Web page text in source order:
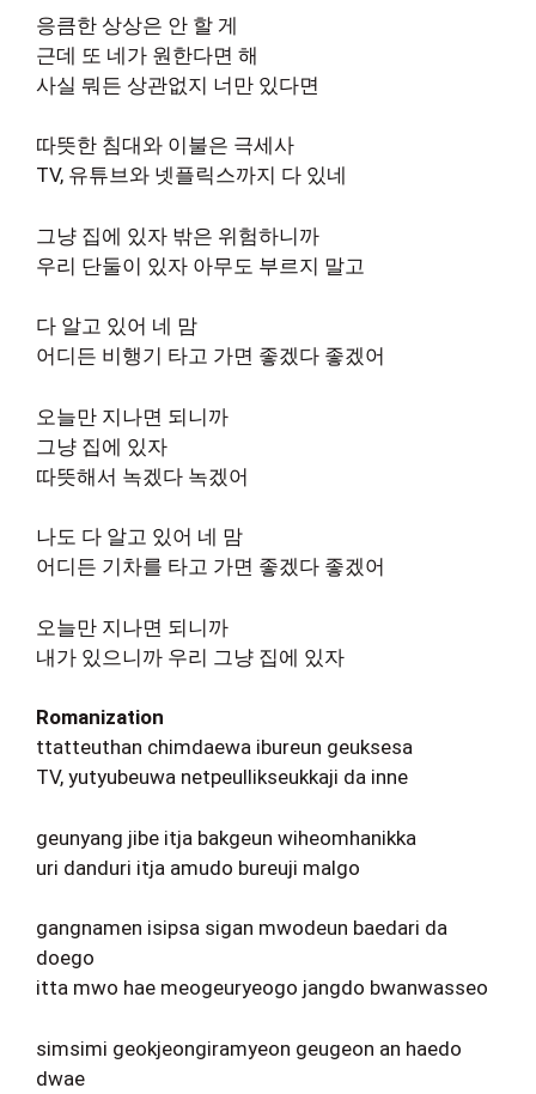
응큼한 상상은 안 할 게
근데 또 네가 원한다면 해
사실 뭐든 상관없지 너만 있다면
따뜻한 침대와 이불은 극세사
TV, 유튜브와 넷플릭스까지 다 있네
그냥 집에 있자 밖은 위험하니까
우리 단둘이 있자 아무도 부르지 말고
다 알고 있어 네 맘
어디든 비행기 타고 가면 좋겠다 좋겠어
오늘만 지나면 되니까
그냥 집에 있자
따뜻해서 녹겠다 녹겠어
나도 다 알고 있어 네 맘
어디든 기차를 타고 가면 좋겠다 좋겠어
오늘만 지나면 되니까
내가 있으니까 우리 그냥 집에 있자
Romanization
ttatteuthan chimdaewa ibureun geuksesa
TV, yutyubeuwa netpeullikseukkaji da inne
geunyang jibe itja bakgeun wiheomhanikka
uri danduri itja amudo bureuji malgo
gangnamen isipsa sigan mwodeun baedari da
doego
itta mwo hae meogeuryeogo jangdo bwanwasseo
simsimi geokjeongiramyeon geugeon an haedo
dwae